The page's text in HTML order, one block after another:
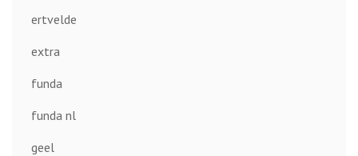
ertvelde
extra
funda
funda nl
geel